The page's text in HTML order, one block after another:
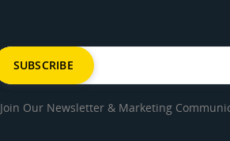
Join Our Newsletter & Marketing